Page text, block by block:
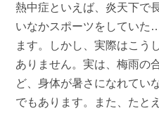
熱中症といえば、炎天下で
いなかスポーツをしていた
ます。しかし、実際はこう
ありません。実は、梅雨の
ど、身体が暑さになれてい
でもあります。また、たと